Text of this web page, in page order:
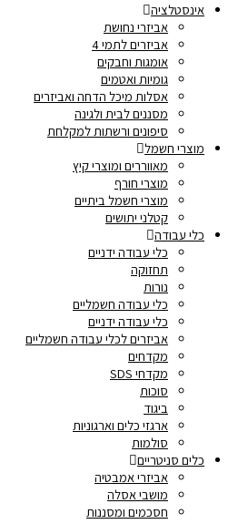
אינסטלציה
אביזרי נחושת
אביזרים לתמי 4
אומגות וחבקים
גומיות ואטמים
אסלות מיכל הדחה ואביזרים
מסננים לבית ולגינה
סיפונים ורשתות למקלחת
מוצרי חשמל
מאווררים ומוצרי קיץ
מוצרי חורף
מוצרי חשמל ביתיים
קטלני יתושים
כלי עבודה
כלי עבודה ידניים
תחזוקה
נורות
כלי עבודה חשמליים
כלי עבודה ידניים
אביזרים לכלי עבודה חשמליים
מקדחים
מקדחי SDS
סוכות
ביגוד
ארגזי כלים וארגוניות
סולמות
כלים סניטריים
אביזרי אמבטיה
מושבי אסלה
חסכמים ומסננות